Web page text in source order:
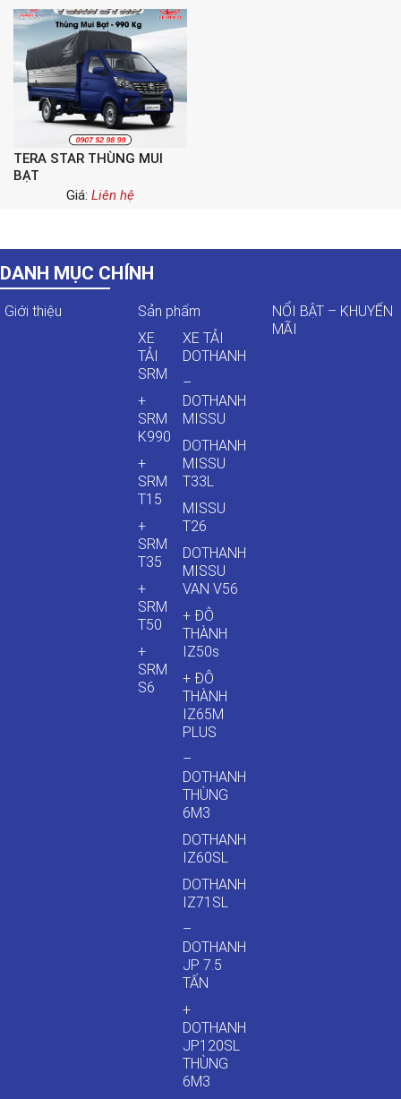
TERA STAR THÙNG MUI
BẠT
Giá: Liên hệ
DANH MỤC CHÍNH
Giới thiệu
Sản phẩm
XE
TẢI
SRM
+
SRM
K990
+
SRM
T15
+
SRM
T35
+
SRM
T50
+
SRM
S6
XE TẢI
DOTHANH
–
DOTHANH
MISSU
DOTHANH
MISSU
T33L
MISSU
T26
DOTHANH
MISSU
VAN V56
+ ĐÔ
THÀNH
IZ50s
+ ĐÔ
THÀNH
IZ65M
PLUS
–
DOTHANH
THÙNG
6M3
DOTHANH
IZ60SL
DOTHANH
IZ71SL
–
DOTHANH
JP 7.5
TẤN
+
DOTHANH
JP120SL
THÙNG
6M3
NỔI BẬT – KHUYẾN
MÃI